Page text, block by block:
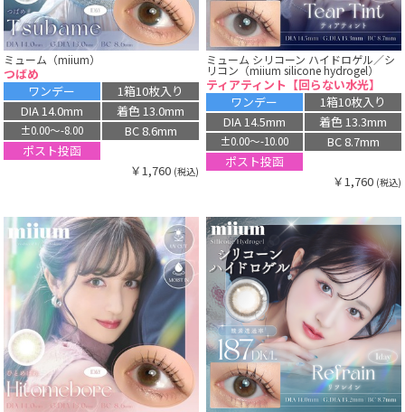
ミューム（miium）
つばめ
ワンデー
1箱10枚入り
DIA 14.0mm
着色 13.0mm
±0.00〜-8.00
BC 8.6mm
ポスト投函
￥1,760 (税込)
ミューム シリコーン ハイドロゲル／シ
リコン（miium silicone hydrogel）
ティアティント【回らない水光】
ワンデー
1箱10枚入り
DIA 14.5mm
着色 13.3mm
±0.00〜-10.00
BC 8.7mm
ポスト投函
￥1,760 (税込)